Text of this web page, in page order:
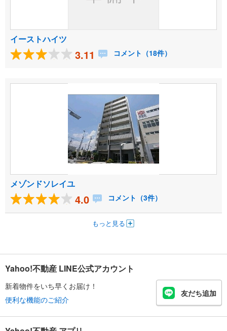
イーストハイツ
3.11 コメント（18件）
メゾンドソレイユ
4.0 コメント（3件）
もっと見る
Yahoo!不動産 LINE公式アカウント
新着物件をいち早くお届け！
便利な機能のご紹介
友だち追加